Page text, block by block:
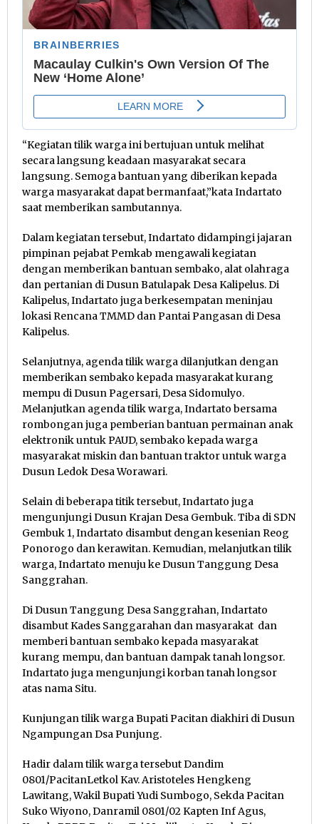
“Kegiatan tilik warga ini bertujuan untuk melihat
secara langsung keadaan masyarakat secara
langsung. Semoga bantuan yang diberikan kepada
warga masyarakat dapat bermanfaat,”kata Indartato
saat memberikan sambutannya.
Dalam kegiatan tersebut, Indartato didampingi jajaran
pimpinan pejabat Pemkab mengawali kegiatan
dengan memberikan bantuan sembako, alat olahraga
dan pertanian di Dusun Batulapak Desa Kalipelus. Di
Kalipelus, Indartato juga berkesempatan meninjau
lokasi Rencana TMMD dan Pantai Pangasan di Desa
Kalipelus.
Selanjutnya, agenda tilik warga dilanjutkan dengan
memberikan sembako kepada masyarakat kurang
mempu di Dusun Pagersari, Desa Sidomulyo.
Melanjutkan agenda tilik warga, Indartato bersama
rombongan juga pemberian bantuan permainan anak
elektronik untuk PAUD, sembako kepada warga
masyarakat miskin dan bantuan traktor untuk warga
Dusun Ledok Desa Worawari.
Selain di beberapa titik tersebut, Indartato juga
mengunjungi Dusun Krajan Desa Gembuk. Tiba di SDN
Gembuk 1, Indartato disambut dengan kesenian Reog
Ponorogo dan kerawitan. Kemudian, melanjutkan tilik
warga, Indartato menuju ke Dusun Tanggung Desa
Sanggrahan.
Di Dusun Tanggung Desa Sanggrahan, Indartato
disambut Kades Sanggarahan dan masyarakat dan
memberi bantuan sembako kepada masyarakat
kurang mempu, dan bantuan dampak tanah longsor.
Indartato juga mengunjungi korban tanah longsor
atas nama Situ.
Kunjungan tilik warga Bupati Pacitan diakhiri di Dusun
Ngampungan Dsa Punjung.
Hadir dalam tilik warga tersebut Dandim
0801/PacitanLetkol Kav. Aristoteles Hengkeng
Lawitang, Wakil Bupati Yudi Sumbogo, Sekda Pacitan
Suko Wiyono, Danramil 0801/02 Kapten Inf Agus,